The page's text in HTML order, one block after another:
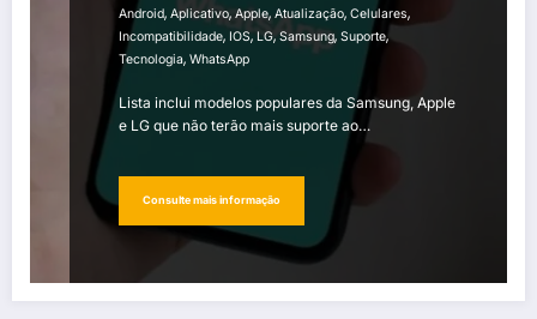
Android, Aplicativo, Apple, Atualização, Celulares,
Incompatibilidade, IOS,LG,Samsung, Suporte,
Tecnologia, WhatsApp
Lista inclui modelos populares da Samsung, Apple
e LG que não terão mais suporte ao…
Consulte mais informação